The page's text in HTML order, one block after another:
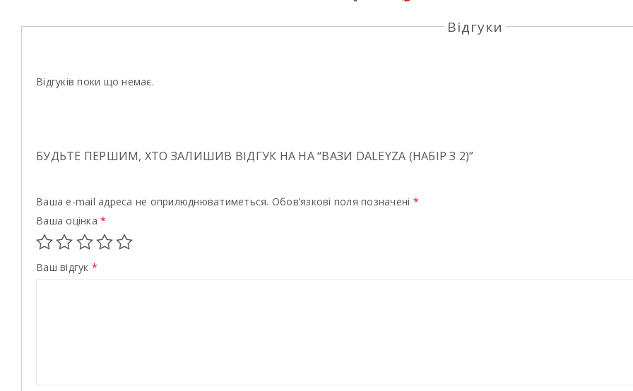
Відгуки
Відгуків поки що немає.
БУДЬТЕ ПЕРШИМ, ХТО ЗАЛИШИВ ВІДГУК НА НА “ВАЗИ DALEYZA (НАБІР З 2)”
Ваша e-mail адреса не оприлюднюватиметься. Обов’язкові поля позначені *
Ваша оцінка *
Ваш відгук *